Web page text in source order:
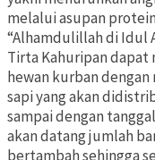
melalui asupan
“Alhamdulillah di Idul
Tirta Kahuripan dapat
hewan kurban dengan
sapi yang akan
sampai dengan
akan datang jumlah
bertambah sehingga